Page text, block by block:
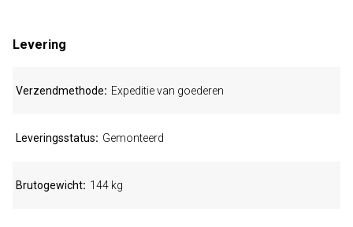
Levering
Verzendmethode Expeditie van goederen
Leveringsstatus Gemonteerd
Brutogewicht 144 kg